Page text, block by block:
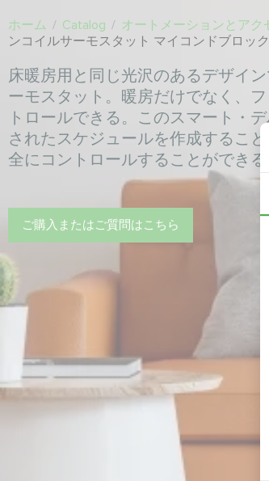
ホーム / Catalog / オートメーションとアク
ンコイルサーモスタット マイコンドブロック
床暖房用と同じ光沢のあるデザイ
ーモスタット。暖房だけでなく、
トロールできる。このスマート・
されたスケジュールを作成するこ
全にコントロールすることができ
ご購入またはご質問はこちら